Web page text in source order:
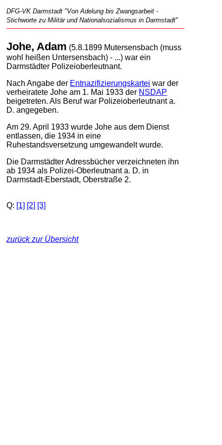
DFG-VK Darmstadt "Von Adelung bis Zwangsarbeit -
Stichworte zu Militär und Nationalsozialismus in Darmstadt"
Johe, Adam (5.8.1899 Mutersensbach (muss
wohl heißen Untersensbach) - ...) war ein
Darmstädter Polizeioberleutnant.
Nach Angabe der Entnazifizierungskartei war der
verheiratete Johe am 1. Mai 1933 der NSDAP
beigetreten. Als Beruf war Polizeioberleutnant a.
D. angegeben.
Am 29. April 1933 wurde Johe aus dem Dienst
entlassen, die 1934 in eine
Ruhestandsversetzung umgewandelt wurde.
Die Darmstädter Adressbücher verzeichneten ihn
ab 1934 als Polizei-Oberleutnant a. D. in
Darmstadt-Eberstadt, Oberstraße 2.
Q: [1] [2] [3]
zurück zur Übersicht